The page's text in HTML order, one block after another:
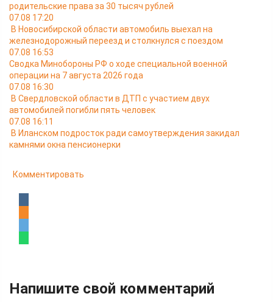
родительские права за 30 тысяч рублей
07.08 17:20
В Новосибирской области автомобиль выехал на
железнодорожный переезд и столкнулся с поездом
07.08 16:53
Сводка Минобороны РФ о ходе специальной военной
операции на 7 августа 2026 года
07.08 16:30
В Свердловской области в ДТП с участием двух
автомобилей погибли пять человек
07.08 16:11
В Иланском подросток ради самоутверждения закидал
камнями окна пенсионерки
Комментировать
Напишите свой комментарий